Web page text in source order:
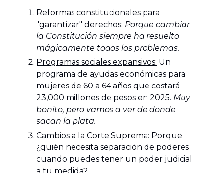
Reformas constitucionales para
"garantizar" derechos: Porque cambiar
la Constitución siempre ha resuelto
mágicamente todos los problemas.
Programas sociales expansivos: Un
programa de ayudas económicas para
mujeres de 60 a 64 años que costará
23,000 millones de pesos en 2025. Muy
bonito, pero vamos a ver de donde
sacan la plata.
Cambios a la Corte Suprema: Porque
¿quién necesita separación de poderes
cuando puedes tener un poder judicial
a tu medida?